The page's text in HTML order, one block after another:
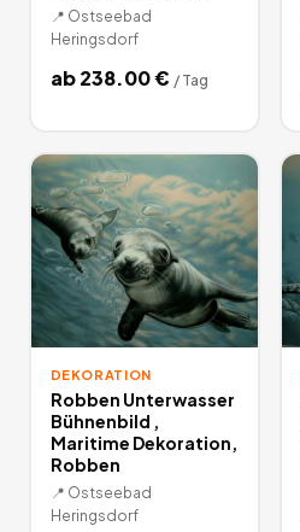
📍 Ostseebad
Heringsdorf
ab238.00€ / Tag
DEKORATION
Robben Unterwasser
Bühnenbild ,
Maritime Dekoration,
Robben
📍 Ostseebad
Heringsdorf